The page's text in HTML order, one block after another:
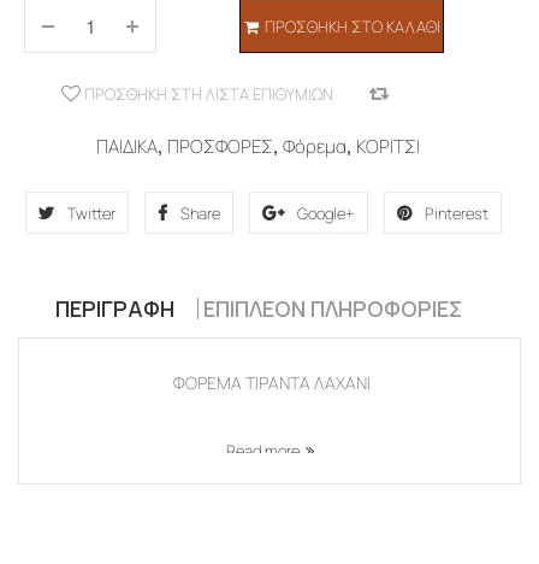
ΠΡΟΣΘΉΚΗ ΣΤΟ ΚΑΛΆΘΙ
ΠΡΟΣΘΉΚΗ ΣΤΗ ΛΊΣΤΑ ΕΠΙΘΥΜΙΏΝ
ΠΑΙΔΙΚΑ, ΠΡΟΣΦΟΡΕΣ, Φόρεμα, ΚΟΡΙΤΣΙ
Twitter Share Google+ Pinterest
ΠΕΡΙΓΡΑΦΉ ΕΠΙΠΛΈΟΝ ΠΛΗΡΟΦΟΡΊΕΣ
ΦΟΡΕΜΑ ΤΙΡΑΝΤΑ ΛΑΧΑΝΙ
Read more